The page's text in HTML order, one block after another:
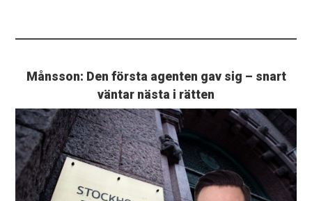
Månsson: Den första agenten gav sig – snart
väntar nästa i rätten